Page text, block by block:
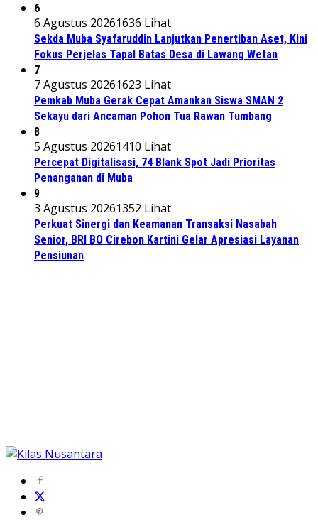
6
6 Agustus 20261636 Lihat
Sekda Muba Syafaruddin Lanjutkan Penertiban Aset, Kini
Fokus Perjelas Tapal Batas Desa di Lawang Wetan
7
7 Agustus 20261623 Lihat
Pemkab Muba Gerak Cepat Amankan Siswa SMAN 2
Sekayu dari Ancaman Pohon Tua Rawan Tumbang
8
5 Agustus 20261410 Lihat
Percepat Digitalisasi, 74 Blank Spot Jadi Prioritas
Penanganan di Muba
9
3 Agustus 20261352 Lihat
Perkuat Sinergi dan Keamanan Transaksi Nasabah
Senior, BRI BO Cirebon Kartini Gelar Apresiasi Layanan
Pensiunan